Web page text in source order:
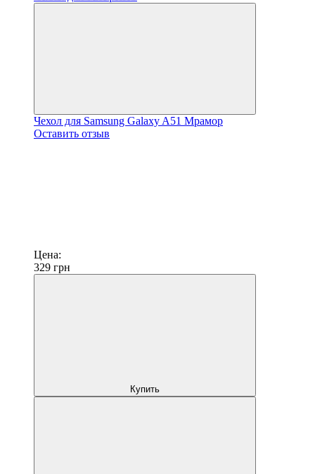
Чехол для Samsung Galaxy A51 Мрамор
Оставить отзыв
Цена:
329 грн
Купить